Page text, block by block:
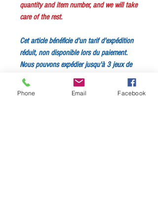
quantity and item number, and we will take
care of the rest.
Cet article bénéficie d'un tarif d'expédition
réduit, non disponible lors du paiement.
Nous pouvons expédier jusqu'à 3 jeux de
cordes pour 3,50 $ par jeu.
nous
simplement en indiquant votre
Phone Email Facebook